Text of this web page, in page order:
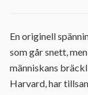
En originell
som går snett,
människans
Harvard, har